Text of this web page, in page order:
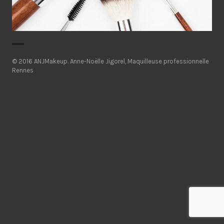
© 2016 ANJMakeup. Anne-Noëlle Jigorel, Maquilleuse professionnelle
Rennes